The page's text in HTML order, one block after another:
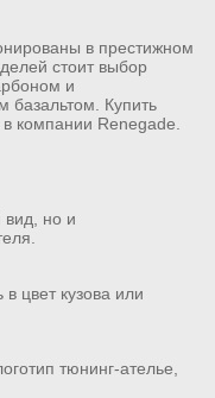
в престижном
стоит выбор
и
базальтом. Купить
компании Renegade.
вид, но и
цвет кузова или
тюнинг-ателье,